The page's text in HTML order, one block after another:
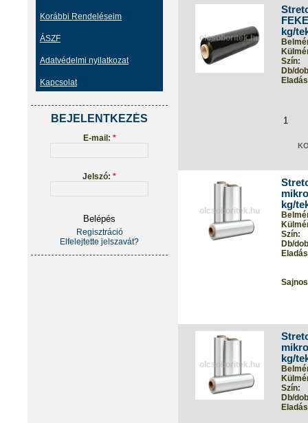
Korábbi Rendeléseim
ÁSZF
Adatvédelmi nyilatkozat
Kapcsolat
BEJELENTKEZÉS
E-mail: *
Jelszó: *
Regisztráció
Elfelejtette jelszavát?
kg/
Szín:
Db/
kg/
Szín:
Db/
kg/
Szín:
Db/